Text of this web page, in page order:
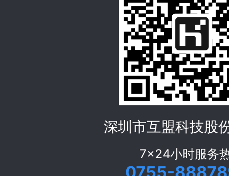
深圳市互盟科技股
7x24小时服务